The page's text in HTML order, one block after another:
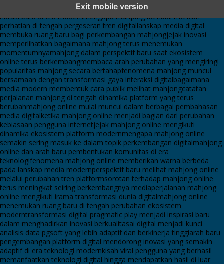
Exit mobile version
dari komunitas hingga platform mahjong membangun
narasi baru di era modernmengapa mahjong kembali mencuri
perhatian di tengah pergeseran tren digitallanskap media digital
membuka ruang baru bagi perkembangan mahjongjejak inovasi
memperlihatkan bagaimana mahjong terus menemukan
momentumnyamahjong dalam perspektif baru saat ekosistem
online terus berkembangmembaca arah perubahan yang mengiringi
popularitas mahjong secara bertahapfenomena mahjong muncul
bersamaan dengan transformasi gaya interaksi digitalbagaimana
media modern membentuk cara publik melihat mahjongcatatan
perjalanan mahjong di tengah dinamika platform yang terus
berubahmahjong online mulai muncul dalam berbagai pembahasan
media digitalketika mahjong online menjadi bagian dari perubahan
kebiasaan pengguna internetjejak mahjong online mengikuti
dinamika ekosistem platform modernmengapa mahjong online
semakin sering masuk ke dalam topik perkembangan digitalmahjong
online dan arah baru pembentukan komunitas di era
teknologifenomena mahjong online memberikan warna berbeda
pada lanskap media modernperspektif baru melihat mahjong online
melalui perubahan tren platformsorotan terhadap mahjong online
terus meningkat seiring berkembangnya mediaperjalanan mahjong
online mengikuti irama transformasi dunia digitalmahjong online
menemukan ruang baru di tengah perubahan ekosistem
moderntransformasi digital pragmatic play menjadi inspirasi baru
dalam menghadirkan inovasi berkualitasai digital menjadi kunci
analisis data pgsoft yang lebih adaptif dan berkinerja tinggiarah baru
pengembangan platform digital mendorong inovasi yang semakin
adaptif di era teknologi modernkisah viral pengguna yang berhasil
memanfaatkan teknologi digital hingga mendapatkan hasil di luar